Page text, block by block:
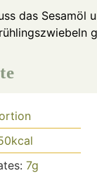
das Sesamöl
kcal
7g